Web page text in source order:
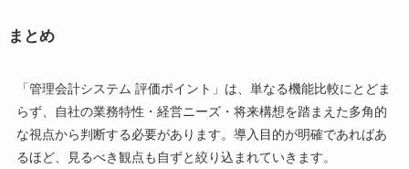
まとめ
「管理会計システム 評価ポイント」は、単なる機能比較にとどま
らず、自社の業務特性・経営ニーズ・将来構想を踏まえた多角的
な視点から判断する必要があります。導入目的が明確であればあ
るほど、見るべき観点も自ずと絞り込まれていきます。